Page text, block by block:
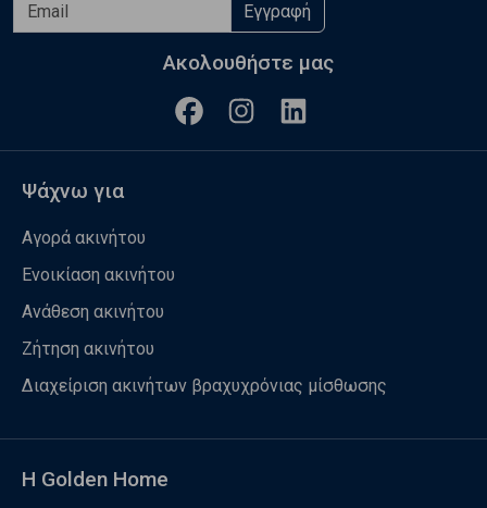
Εγγραφή
Ακολουθήστε μας
Ψάχνω για
Αγορά ακινήτου
Ενοικίαση ακινήτου
Ανάθεση ακινήτου
Ζήτηση ακινήτου
Διαχείριση ακινήτων βραχυχρόνιας μίσθωσης
Η Golden Home